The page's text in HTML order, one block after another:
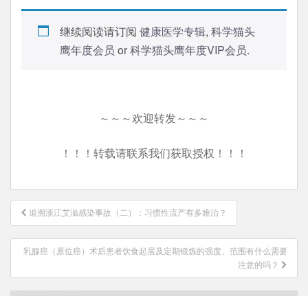
继续阅读请订阅 健康医学专辑, 科学猫头
鹰年度会员 or科学猫头鹰年度VIP会员.
～～～欢迎转发～～～
！！！转载请联系我们获取授权！！！
文
章
导
航
追溯浙江艾滋感染事故（二）：习惯性流产有多难治？
乳腺癌（原位癌）术后患者饮食起居及定期锻炼的强度、范围有什么需要
注意的吗？